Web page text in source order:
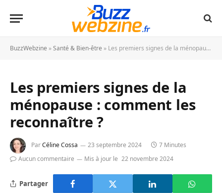
BuzzWebzine »Santé & Bien-être » Les premiers signes de la ménopause : comment les reconnaître ?
Les premiers signes de la
ménopause : comment les
reconnaître ?
ParCéline Cossa 23 septembre 2024
7 Minutes
Aucun commentaire
Mis à jour le 22 novembre 2024
Partager